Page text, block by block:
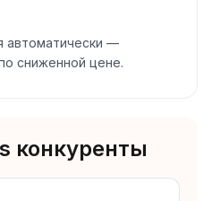
автоматически —
сниженной цене.
конкуренты